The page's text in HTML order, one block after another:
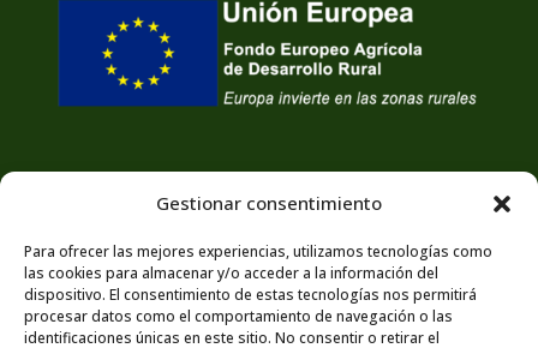
Gestionar consentimiento
Para ofrecer las mejores experiencias, utilizamos tecnologías como
las cookies para almacenar y/o acceder a la información del
dispositivo. El consentimiento de estas tecnologías nos permitirá
procesar datos como el comportamiento de navegación o las
identificaciones únicas en este sitio. No consentir o retirar el